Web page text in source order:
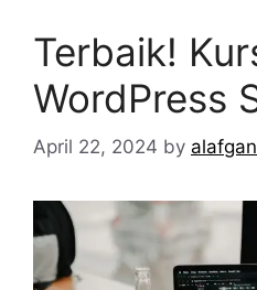
Terbaik!
WordPress
April 22, 2024 by